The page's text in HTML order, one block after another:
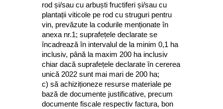
rod și/sau cu arbuști fructiferi și/sau cu
plantații viticole pe rod cu struguri pentru
vin, prevăzute la codurile menționate în
anexa nr.1; suprafețele declarate se
încadrează în intervalul de la minim 0,1 ha
inclusiv, până la maxim 200 ha inclusiv
chiar dacă suprafețele declarate în cererea
unică 2022 sunt mai mari de 200 ha;
c) să achiziționeze resurse materiale pe
bază de documente justificative, precum
documente fiscale respectiv factura, bon